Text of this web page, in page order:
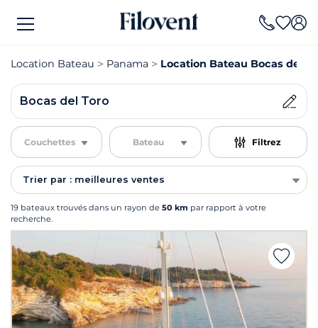
Location Bateau Panama Location Bateau Bocas del
Bocas del Toro
Couchettes Bateau Filtrez
Trier par : meilleures ventes
19 bateaux trouvés dans un rayon de 50 km par rapport à votre
recherche.